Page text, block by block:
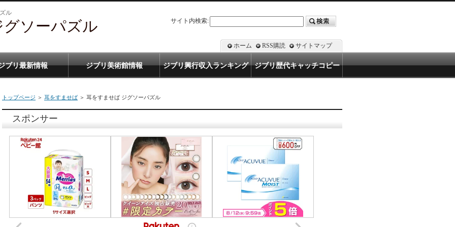
ル
ソーパズル
トップページ ＞ 耳をすませば ＞ 耳をすませば ジグソーパズル
スポンサー
ホーム RSS購読 サイトマップ
ブリ最新情報 ジブリ美術館情報 ジブリ興行収入ランキング ジブリ歴代キャッチコピー
サイト内検索: